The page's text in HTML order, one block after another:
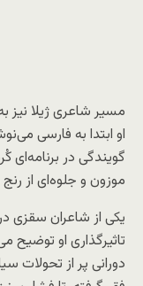
مسیر شاعری ژیلا نیز
او ابتدا به فارسی
گویندگی در برنامه‌ای
موزون و جلوه‌ای از
یکی از شاعران سقزی
تاثیرگذاری او
دورانی پر از تحولات